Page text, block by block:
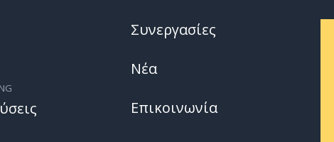
Συνεργασίες
Νέα
Επικοινωνία